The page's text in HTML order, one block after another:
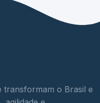
transformam o Brasil e